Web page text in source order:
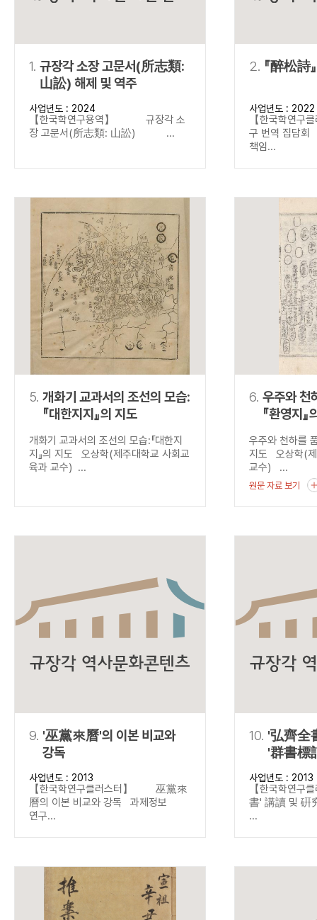
동시에 여러 개의 연산자를 사용할 수 있습니다.
1. 규장각 소장 고문서(所志類:
山訟) 해제 및 역주
사업년도 : 2024
【한국학연구용역】 규장각 소
장 고문서(所志類: 山訟) ...
2. 『醉松詩
사업년도 : 2022
【한국학연구
구 번역 집
책임...
5. 개화기 교과서의 조선의 모습:
『대한지지』의 지도
개화기 교과서의 조선의 모습:『대한지
지』의 지도 오상학(제주대학교 사회교
육과 교수) ...
6. 우주와 천
『환영지』
우주와 천하를
지도 오상학(제
교수) ...
원문 자료 보기
9. '巫黨來曆'의 이본 비교와
강독
사업년도 : 2013
【한국학연구클러스터】 巫黨來
曆의 이본 비교와 강독 과제정보
연구...
10. '弘齊全
'群書標
중심으로
사업년도 : 2013
【한국학연
書' 講讀 및
...